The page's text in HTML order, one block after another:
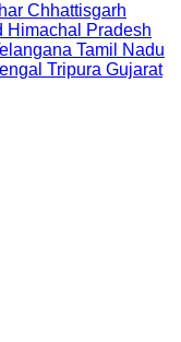
Chhattisgarh
Himachal Pradesh
Tamil Nadu
Tripura Gujarat